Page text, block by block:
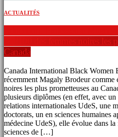
ACTUALITÉS
Éducation: Professeure
top 100 des femmes noires les
Canada
Canada International Black Women
récemment Magaly Brodeur comme
noires les plus prometteuses au
plusieurs diplômes (en effet, avec
relations internationales UdeS, une
doctorats, un en sciences humaines
médecine UdeS), elle évolue dans la
sciences de […]